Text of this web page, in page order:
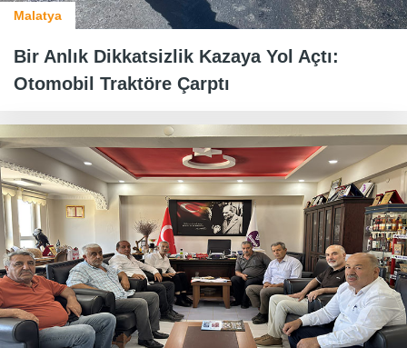
Malatya
Bir Anlık Dikkatsizlik Kazaya Yol Açtı:
Otomobil Traktöre Çarptı